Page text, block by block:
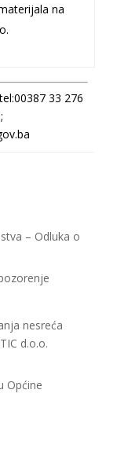
na
33 276
– Odluka o
nesreća
d.o.o.
Općine